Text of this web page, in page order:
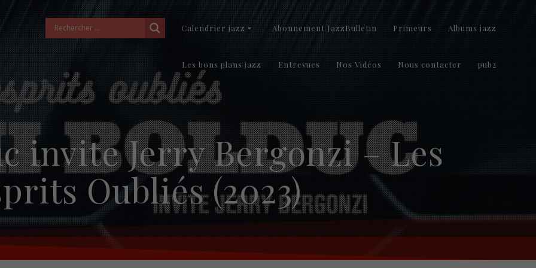
Calendrier jazz Abonnement JazzBulletin Primeurs Albums jazz
Les bons plans jazz Entrevues Nos Vidéos Nous contacter pub2
invite Jerry Bergonzi – Les
Oubliés (2023)